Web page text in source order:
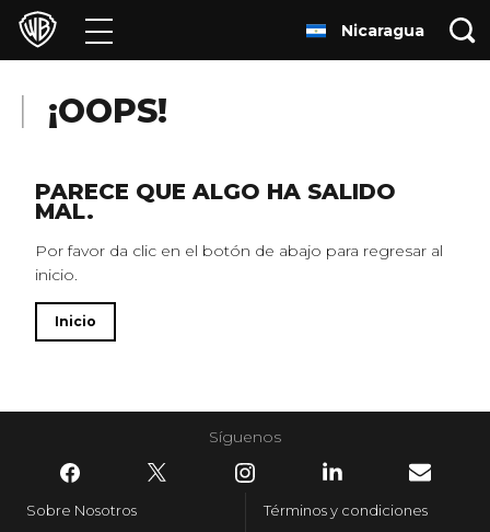
Películas
Franquicias
Colecciones
Noticias
HBO Max
Nicaragua
¡OOPS!
PARECE QUE ALGO HA SALIDO
MAL.
Por favor da clic en el botón de abajo para regresar al
inicio.
Inicio
Síguenos
Sobre Nosotros
Términos y condiciones